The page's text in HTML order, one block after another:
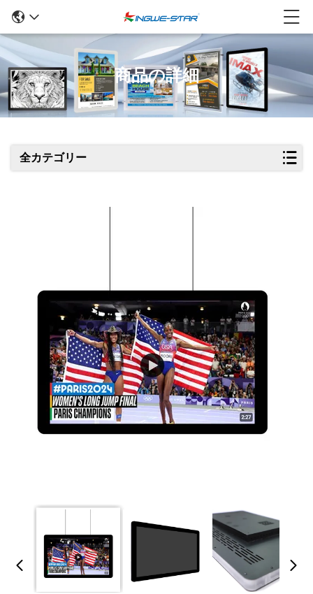
商品の詳細
全カテゴリー